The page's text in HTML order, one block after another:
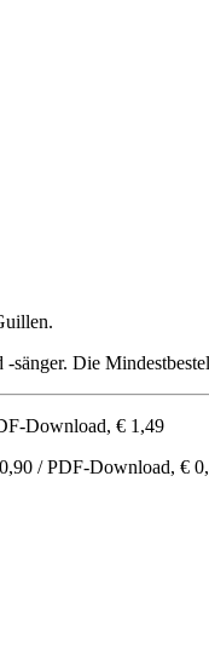
Die
Download, € 1,49
/ PDF-Download, €